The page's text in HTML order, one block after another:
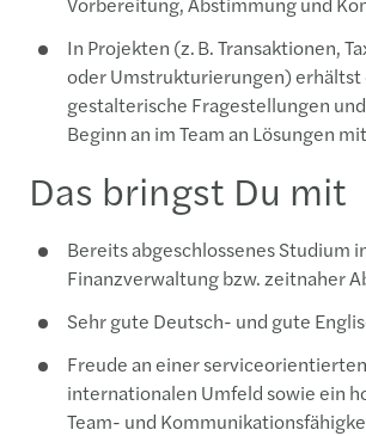
In Projekten (z. B. Transaktionen,
oder Umstrukturierungen) erhältst
gestalterische Fragestellungen
Beginn an im Team an Lösungen
Das bringst Du mit
Bereits abgeschlossenes Studium
Finanzverwaltung bzw. zeitnaher
Sehr gute Deutsch- und gute
Freude an einer
internationalen Umfeld sowie ein
Team- und